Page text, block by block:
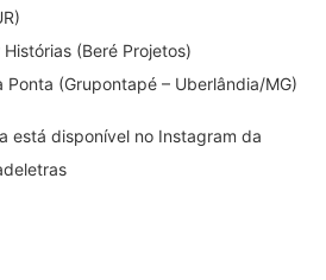
(Beré Projetos)
Ponta (Grupontapé – Uberlândia/MG)
está disponível no Instagram da